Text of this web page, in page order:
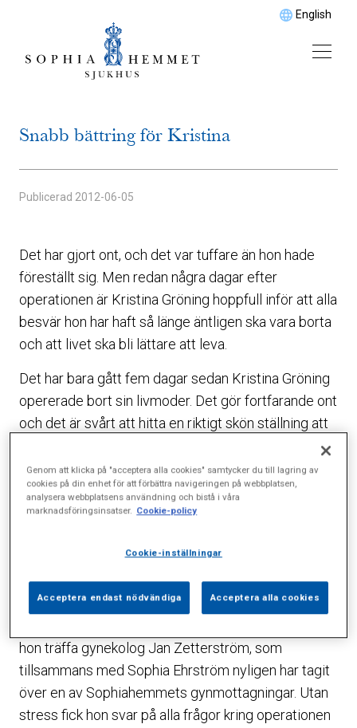
English
Snabb bättring för Kristina
Publicerad 2012-06-05
Det har gjort ont, och det var tuffare än hon hade
föreställt sig. Men redan några dagar efter
operationen är Kristina Gröning hoppfull inför att alla
besvär hon har haft så länge äntligen ska vara borta
och att livet ska bli lättare att leva.
Det har bara gått fem dagar sedan Kristina Gröning
opererade bort sin livmoder. Det gör fortfarande ont
och det är svårt att hitta en riktigt skön ställning att
sitta i, och det vackra vårvädret betraktar hon än så
länge bara genom fönstret.
– Jag har länge haft problem med kraftiga
medicinering. Till sist sa min ordinarie gynekolog att
operera bort livmodern.
hon träffa gynekolog Jan Zetterström, som
tillsammans med Sophia Ehrström nyligen har tagit
över en av Sophiahemmets gynmottagningar. Utan
stress fick hon svar på alla frågor kring operationen
Genom att klicka på "acceptera alla cookies" samtycker du till lagring av
cookies på din enhet för att förbättra navigeringen på webbplatsen,
analysera webbplatsens användning och bistå i våra
marknadsföringsinsatser. Cookie-policy
Cookie-inställningar
Acceptera endast nödvändiga Acceptera alla cookies